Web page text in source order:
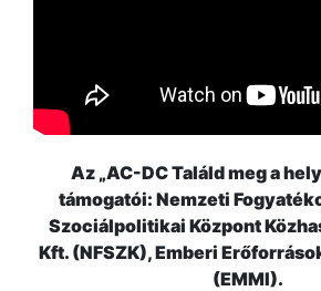
Az „AC-DC Találd meg a
támogatói: Nemzeti
Szociálpolitikai Központ
Kft. (NFSZK), Emberi
(EMMI).